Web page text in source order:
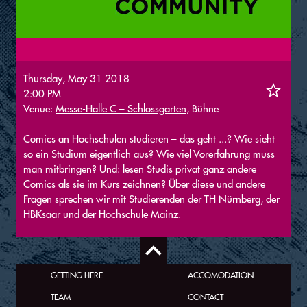
Thursday, May 31 2018
2:00 PM
Venue: Messe-Halle C – Schlossgarten, Bühne
Comics an Hochschulen studieren – das geht ...? Wie sieht
so ein Studium eigentlich aus? Wie viel Vorerfahrung muss
man mitbringen? Und: lesen Studis privat ganz andere
Comics als sie im Kurs zeichnen? Über diese und andere
Fragen sprechen wir mit Studierenden der TH Nürnberg, der
HBKsaar und der Hochschule Mainz.
GETTING HERE
ACCOMODATION
TEAM
CONTACT